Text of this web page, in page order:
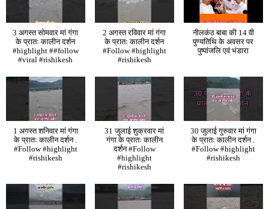
3 अगस्त सोमवार मां गंगा
के प्रातः कालीन दर्शन
#highlight ##follow
#viral #rishikesh
2 अगस्त रविवार मां गंगा
के प्रातः कालीन दर्शन
#Follow #highlight
#rishikesh
नीलकंठ बाबा की 14 वी
पुण्यतिथि के अवसर पर
पुष्पांजलि एवं भंडारा
1 अगस्त शनिवार मां गंगा
के प्रातः कालीन दर्शन .
#Follow #highlight
#rishikesh
31 जुलाई शुक्रवार मां
गंगा के प्रातः कालीन
दर्शन #Follow
#highlight
#rishikesh
30 जुलाई गुरुवार मां गंगा
के प्रातः कालीन दर्शन .
#Follow #highlight
#rishikesh